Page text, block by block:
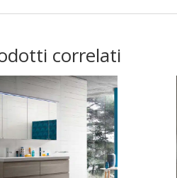
correlati